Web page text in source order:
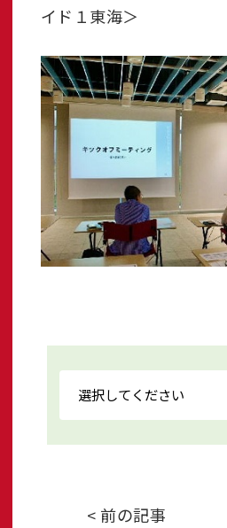
イド１東海＞
< 前の記事